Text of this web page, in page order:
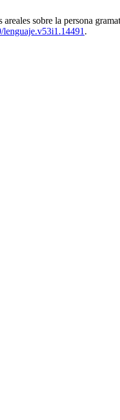
sobre la persona
lenguaje.v53i1.14491 .